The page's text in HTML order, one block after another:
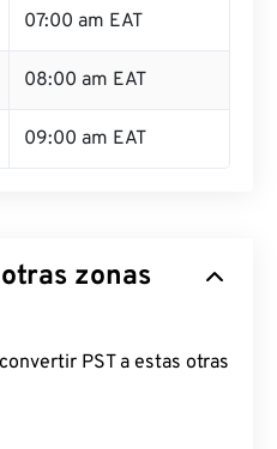
07:00 am EAT
08:00 am EAT
09:00 am EAT
zonas
PST a estas otras